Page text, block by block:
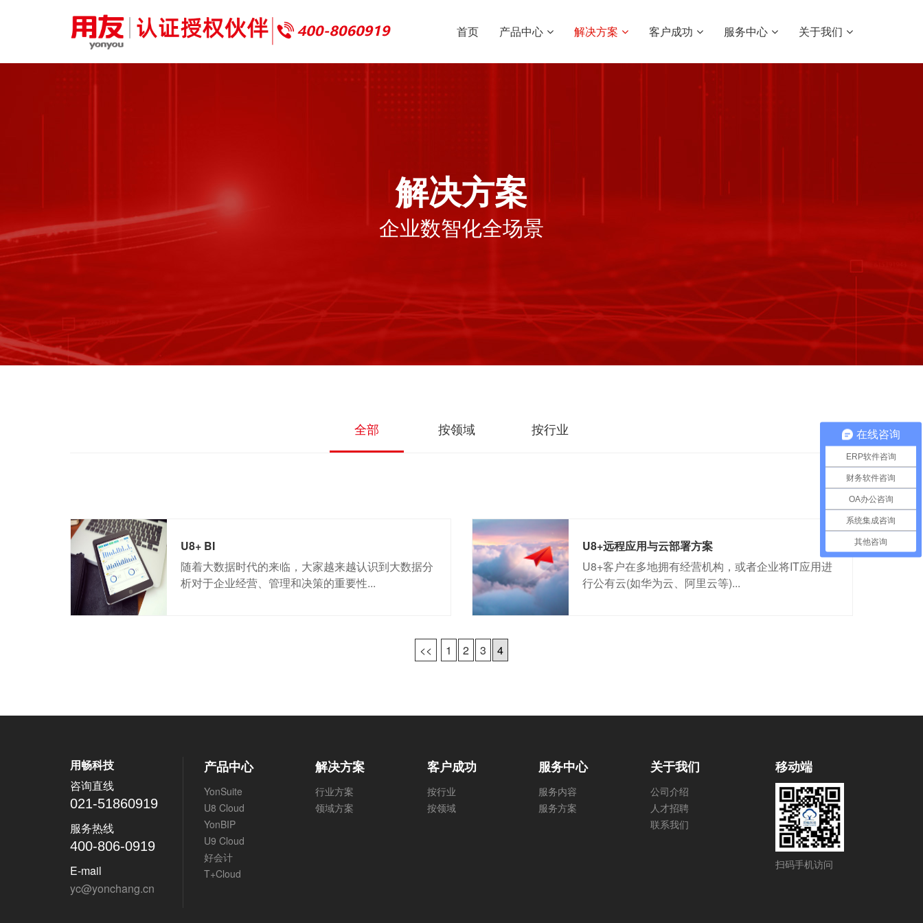
首页 产品中心 解决方案 客户成功 服务中心 关于我们
解决方案
企业数智化全场景
全部 按领域 按行业
U8+ BI
随着大数据时代的来临，大家越来越认识到大数据分
析对于企业经营、管理和决策的重要性...
U8+远程应用与云部署方案
U8+客户在多地拥有经营机构，或者企业将IT应用进
行公有云(如华为云、阿里云等)...
<< 1 2 3 4
用畅科技
咨询直线
021-51860919
服务热线
400-806-0919
E-mail
yc@yonchang.cn
产品中心
YonSuite
U8 Cloud
YonBIP
U9 Cloud
好会计
T+Cloud
解决方案
行业方案
领域方案
客户成功
按行业
按领域
服务中心
服务内容
服务方案
关于我们
公司介绍
人才招聘
联系我们
移动端
扫码手机访问
在线咨询
ERP软件咨询
财务软件咨询
OA办公咨询
系统集成咨询
其他咨询